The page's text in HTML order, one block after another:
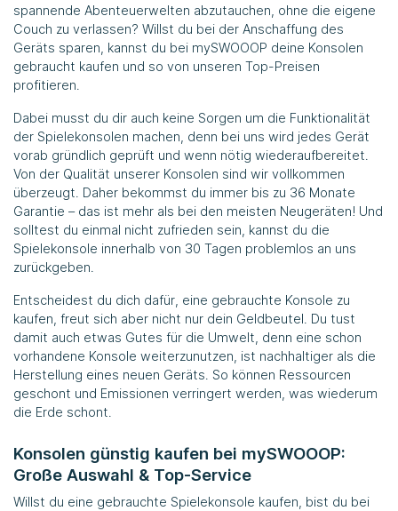
spannende Abenteuerwelten abzutauchen, ohne die eigene
Couch zu verlassen? Willst du bei der Anschaffung des
Geräts sparen, kannst du bei mySWOOOP deine Konsolen
gebraucht kaufen und so von unseren Top-Preisen
profitieren.
Dabei musst du dir auch keine Sorgen um die Funktionalität
der Spielekonsolen machen, denn bei uns wird jedes Gerät
vorab gründlich geprüft und wenn nötig wiederaufbereitet.
Von der Qualität unserer Konsolen sind wir vollkommen
überzeugt. Daher bekommst du immer bis zu 36 Monate
Garantie – das ist mehr als bei den meisten Neugeräten! Und
solltest du einmal nicht zufrieden sein, kannst du die
Spielekonsole innerhalb von 30 Tagen problemlos an uns
zurückgeben.
Entscheidest du dich dafür, eine gebrauchte Konsole zu
kaufen, freut sich aber nicht nur dein Geldbeutel. Du tust
damit auch etwas Gutes für die Umwelt, denn eine schon
vorhandene Konsole weiterzunutzen, ist nachhaltiger als die
Herstellung eines neuen Geräts. So können Ressourcen
geschont und Emissionen verringert werden, was wiederum
die Erde schont.
Konsolen günstig kaufen bei mySWOOOP:
Große Auswahl & Top-Service
Willst du eine gebrauchte Spielekonsole kaufen, bist du bei